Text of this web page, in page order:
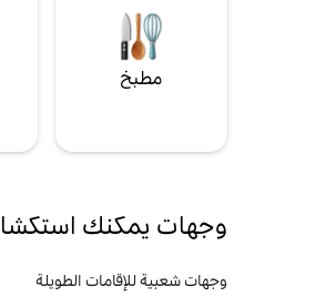
مطبخ
وجهات يمكنك
وجهات شعبية للإقامات الطويلة